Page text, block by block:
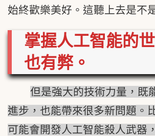
始終歡樂美好。這聽上去是不
掌握人工智能的
也有弊。
但是強大的技術力量，既
進步，也能帶來很多新問題。
可能會開發人工智能殺人武器